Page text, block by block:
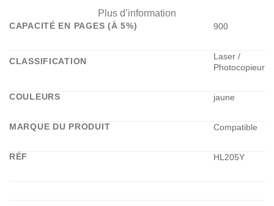
Plus d’information
CAPACITÉ EN PAGES (À 5%) 900
CLASSIFICATION
Laser /
Photocopieur
COULEURS jaune
MARQUE DU PRODUIT Compatible
RÉF HL205Y